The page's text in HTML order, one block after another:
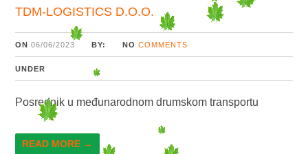
TDM-LOGISTICS D.O.O.
ON 06/06/2023 BY: NO COMMENTS
UNDER
Posrednik u međunarodnom drumskom transportu
READ MORE →